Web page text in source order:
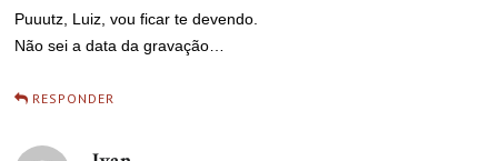
Puuutz, Luiz, vou ficar te devendo.
Não sei a data da gravação…
RESPONDER